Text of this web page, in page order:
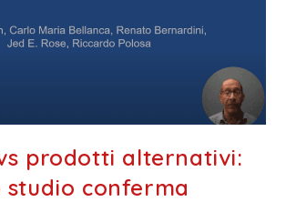
prodotti alternativi:
studio conferma